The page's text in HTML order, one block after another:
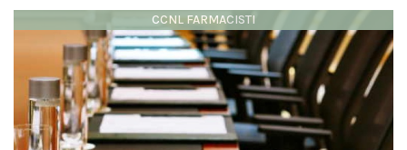
CCNL FARMACISTI